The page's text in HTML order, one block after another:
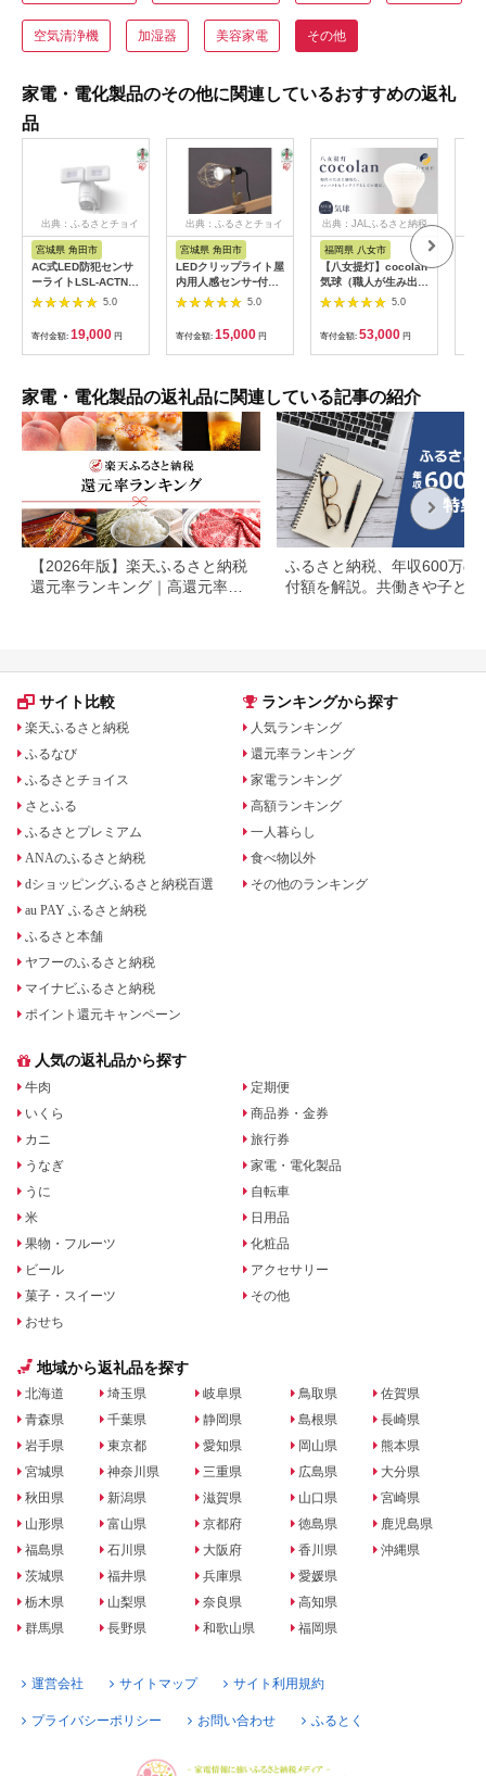
空気清浄機 加湿器 美容家電 その他
家電・電化製品のその他に関連しているおすすめの返礼
品
出典：ふるさとチョイ
ス
宮城県 角田市
AC式LED防犯センサ
ーライトLSL-ACTN-
1200
5.0
寄付金額: 19,000 円
出典：ふるさとチョイ
ス
宮城県 角田市
LEDクリップライト屋
内用人感センサｰ付タ
イプ 60形相当ILW-
5.0
寄付金額: 15,000 円
出典：JALふるさと納税
福岡県 八女市
【八女提灯】cocolan
気球（職人が生み出し
たインテリア提灯）
cocolan 八女提灯 伝
統工芸品 提灯 灯り 温
もり 職人 手作業 手の
ひらサイズ 日本の四
暮らし インテリア 間
接照明 福岡県 八女市
5.0
寄付金額: 53,000 円
家電・電化製品の返礼品に関連している記事の紹介
【2026年版】楽天ふるさと納税
還元率ランキング｜高還元率返
ふるさと納税、年収600万の
付額を解説。共働きや子ども
サイト比較
楽天ふるさと納税
ふるなび
ふるさとチョイス
さとふる
ふるさとプレミアム
ANAのふるさと納税
dショッピングふるさと納税百選
au PAY ふるさと納税
ふるさと本舗
ヤフーのふるさと納税
マイナビふるさと納税
ポイント還元キャンペーン
ランキングから探す
人気ランキング
還元率ランキング
家電ランキング
高額ランキング
一人暮らし
食べ物以外
その他のランキング
人気の返礼品から探す
牛肉
いくら
カニ
うなぎ
うに
米
果物・フルーツ
ビール
菓子・スイーツ
おせち
定期便
商品券・金券
旅行券
家電・電化製品
自転車
日用品
化粧品
アクセサリー
その他
地域から返礼品を探す
北海道
青森県
岩手県
宮城県
秋田県
山形県
福島県
茨城県
栃木県
群馬県
埼玉県
千葉県
東京都
神奈川県
新潟県
富山県
石川県
福井県
山梨県
長野県
岐阜県
静岡県
愛知県
三重県
滋賀県
京都府
大阪府
兵庫県
奈良県
和歌山県
鳥取県
島根県
岡山県
広島県
山口県
徳島県
香川県
愛媛県
高知県
福岡県
佐賀県
長崎県
熊本県
大分県
宮崎県
鹿児島県
沖縄県
運営会社 サイトマップ サイト利用規約
プライバシーポリシー お問い合わせ ふるとく